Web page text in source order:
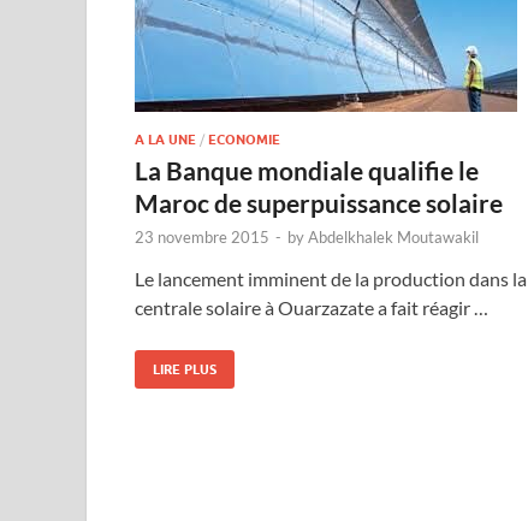
A LA UNE / ECONOMIE
La Banque mondiale qualifie le
Maroc de superpuissance solaire
23 novembre 2015 - byAbdelkhalek Moutawakil
Le lancement imminent de la production dans la
centrale solaire à Ouarzazate a fait réagir …
LIRE PLUS